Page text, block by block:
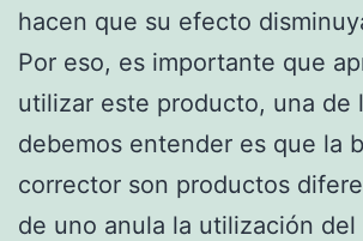
hacen que su efecto
Por eso, es importante que
utilizar este producto, una de
debemos entender es que la
corrector son productos
de uno anula la utilización